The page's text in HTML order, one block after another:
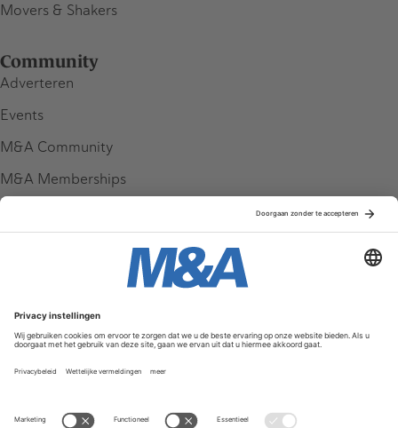
Movers & Shakers
Community
Adverteren
Events
M&A Community
M&A Memberships
Service & Contact
Contact
FAQ
Werken bij ons